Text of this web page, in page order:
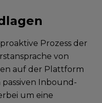
Prozess der
von
auf der Plattform
Inbound-
um eine